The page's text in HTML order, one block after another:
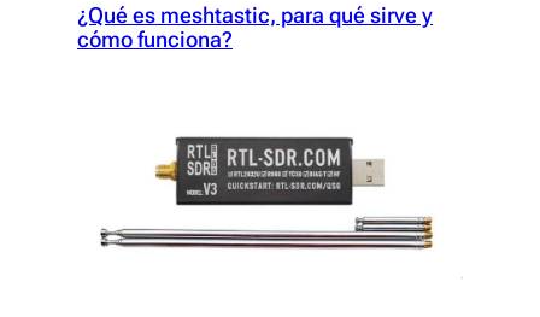
¿Qué es meshtastic, para qué sirve y
cómo funciona?